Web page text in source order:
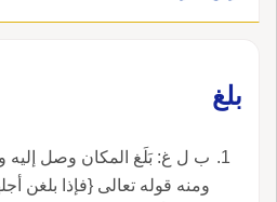
بلغ
ب ل غ: بَلَغ المكان وصل إليه
ومنه قوله تعالى {فإذا بلغن